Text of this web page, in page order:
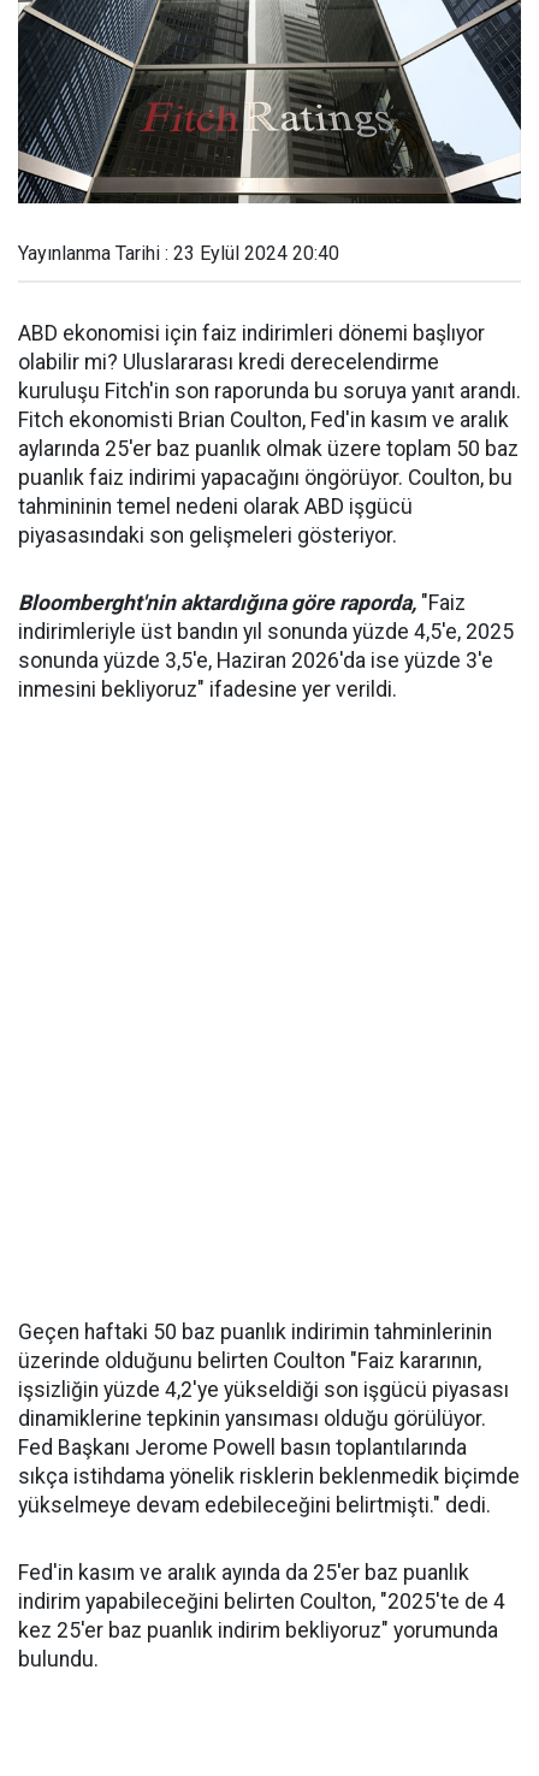
Yayınlanma Tarihi : 23 Eylül 2024 20:40
ABD ekonomisi için faiz indirimleri dönemi başlıyor
olabilir mi? Uluslararası kredi derecelendirme
kuruluşu Fitch'in son raporunda bu soruya yanıt arandı.
Fitch ekonomisti Brian Coulton, Fed'in kasım ve aralık
aylarında 25'er baz puanlık olmak üzere toplam 50 baz
puanlık faiz indirimi yapacağını öngörüyor. Coulton, bu
tahmininin temel nedeni olarak ABD işgücü
piyasasındaki son gelişmeleri gösteriyor.
Bloomberght'nin aktardığına göre raporda, "Faiz
indirimleriyle üst bandın yıl sonunda yüzde 4,5'e, 2025
sonunda yüzde 3,5'e, Haziran 2026'da ise yüzde 3'e
inmesini bekliyoruz" ifadesine yer verildi.
Geçen haftaki 50 baz puanlık indirimin tahminlerinin
üzerinde olduğunu belirten Coulton "Faiz kararının,
işsizliğin yüzde 4,2'ye yükseldiği son işgücü piyasası
dinamiklerine tepkinin yansıması olduğu görülüyor.
Fed Başkanı Jerome Powell basın toplantılarında
sıkça istihdama yönelik risklerin beklenmedik biçimde
yükselmeye devam edebileceğini belirtmişti." dedi.
Fed'in kasım ve aralık ayında da 25'er baz puanlık
indirim yapabileceğini belirten Coulton, "2025'te de 4
kez 25'er baz puanlık indirim bekliyoruz" yorumunda
bulundu.